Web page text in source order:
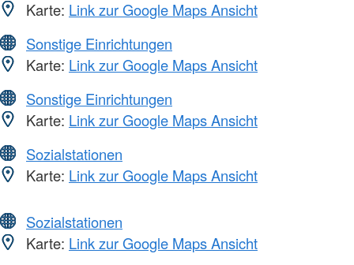
Karte: Link zur Google Maps Ansicht
Sonstige Einrichtungen
Karte: Link zur Google Maps Ansicht
Sonstige Einrichtungen
Karte: Link zur Google Maps Ansicht
Sozialstationen
Karte: Link zur Google Maps Ansicht
Sozialstationen
Karte: Link zur Google Maps Ansicht